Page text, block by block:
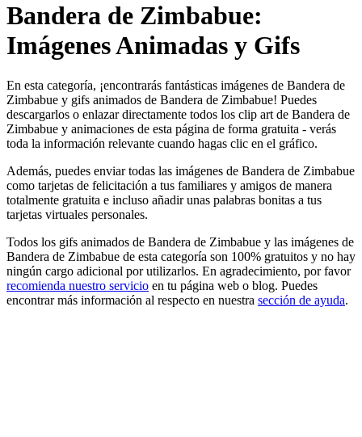
Bandera de Zimbabue:
Imágenes Animadas y Gifs
En esta categoría, ¡encontrarás fantásticas imágenes de Bandera de
Zimbabue y gifs animados de Bandera de Zimbabue! Puedes
descargarlos o enlazar directamente todos los clip art de Bandera de
Zimbabue y animaciones de esta página de forma gratuita - verás
toda la información relevante cuando hagas clic en el gráfico.
Además, puedes enviar todas las imágenes de Bandera de Zimbabue
como tarjetas de felicitación a tus familiares y amigos de manera
totalmente gratuita e incluso añadir unas palabras bonitas a tus
tarjetas virtuales personales.
Todos los gifs animados de Bandera de Zimbabue y las imágenes de
Bandera de Zimbabue de esta categoría son 100% gratuitos y no hay
ningún cargo adicional por utilizarlos. En agradecimiento, por favor
recomienda nuestro servicio en tu página web o blog. Puedes
encontrar más información al respecto en nuestra sección de ayuda.